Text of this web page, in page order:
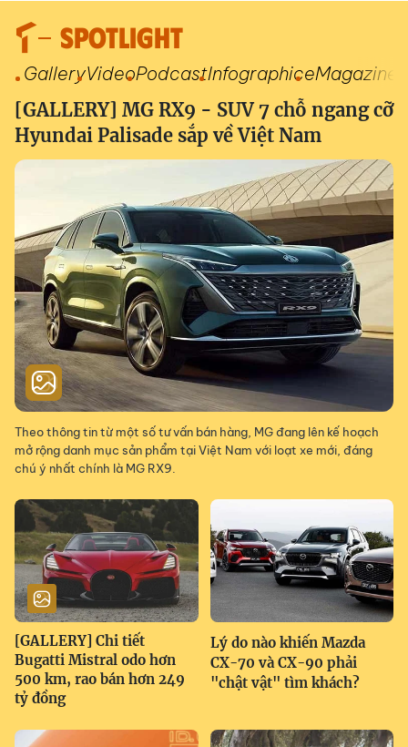
SPOTLIGHT
GalleryVideoPodcastInfographiceMagazine
[GALLERY] MG RX9 - SUV 7 chỗ ngang cỡ
Hyundai Palisade sắp về Việt Nam
Theo thông tin từ một số tư vấn bán hàng, MG đang lên kế hoạch
mở rộng danh mục sản phẩm tại Việt Nam với loạt xe mới, đáng
chú ý nhất chính là MG RX9.
[GALLERY] Chi tiết
Bugatti Mistral odo hơn
500 km, rao bán hơn 249
tỷ đồng
Lý do nào khiến Mazda
CX-70 và CX-90 phải
"chật vật" tìm khách?